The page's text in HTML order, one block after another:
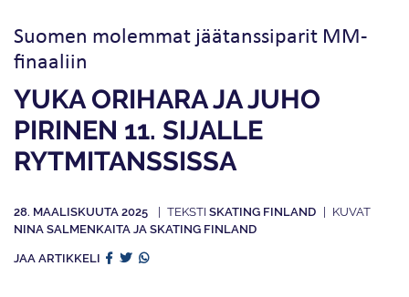
Suomen molemmat jäätanssiparit MM-
finaaliin
YUKA ORIHARA JA JUHO
PIRINEN 11. SIJALLE
RYTMITANSSISSA
28. MAALISKUUTA 2025
SKATING FINLAND
NINA SALMENKAITA JA SKATING FINLAND
JAA ARTIKKELI